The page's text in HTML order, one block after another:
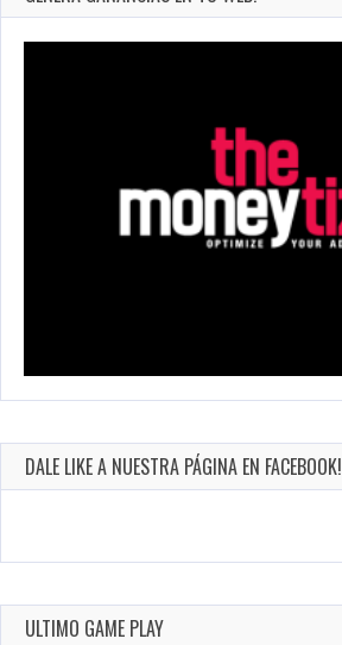
DALE LIKE A NUESTRA PÁGINA EN FACEBOOK!
ULTIMO GAME PLAY